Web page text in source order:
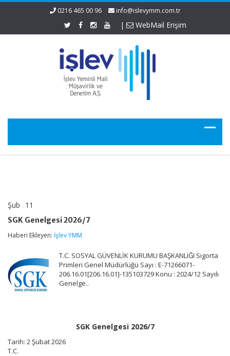
0216 465 00 96 info@islevymm.com.tr
| WebMail Erişim
Şub 11
2026/7
SGK Genelgesi 2026/7
Haberi Ekleyen: İşlev YMM
T.C. SOSYAL GÜVENLİK KURUMU BAŞKANLIĞI Sigorta
Primleri Genel Müdürlüğü Sayı : E-71266071-
206.16.01[206.16.01]-135103729 Konu : 2024/12 Sayılı
Genelge..
SGK Genelgesi 2026/7
Tarih: 2 Şubat 2026
T.C.